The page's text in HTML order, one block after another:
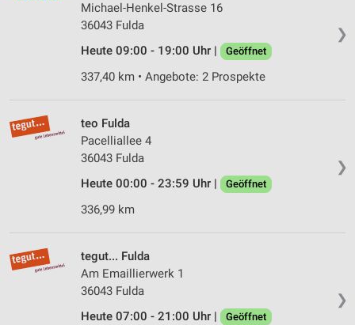
❯
Michael-Henkel-Strasse 16
36043 Fulda
Heute 09:00 - 19:00 Uhr |
Geöffnet
337,40 km • Angebote: 2 Prospekte
❯
teo Fulda
Pacelliallee 4
36043 Fulda
Heute 00:00 - 23:59 Uhr |
Geöffnet
336,99 km
❯
tegut... Fulda
Am Emaillierwerk 1
36043 Fulda
Heute 07:00 - 21:00 Uhr |
Geöffnet